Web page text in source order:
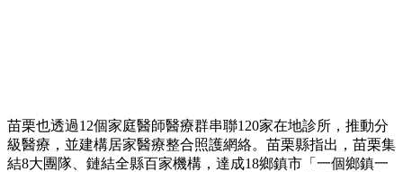
苗栗也透過12個家庭醫師醫療群串聯120家在地診所，推動分
級醫療，並建構居家醫療整合照護網絡。苗栗縣指出，苗栗集
結8大團隊、鏈結全縣百家機構，達成18鄉鎮市「一個鄉鎮一